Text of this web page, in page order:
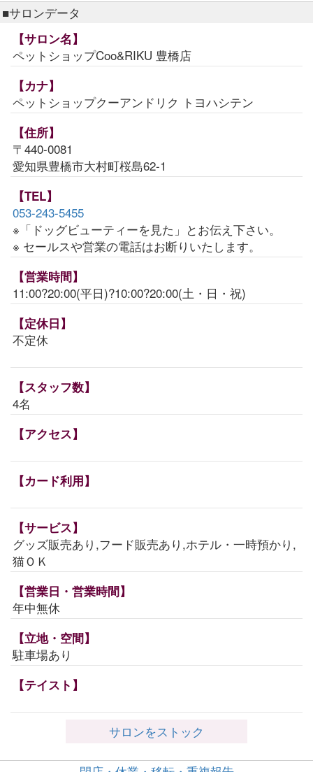
■サロンデータ
【サロン名】
ペットショップCoo&RIKU 豊橋店
【カナ】
ペットショップクーアンドリク トヨハシテン
【住所】
〒440-0081
愛知県豊橋市大村町桜島62-1
【TEL】
053-243-5455
※「ドッグビューティーを見た」とお伝え下さい。
※ セールスや営業の電話はお断りいたします。
【営業時間】
11:00?20:00(平日)?10:00?20:00(土・日・祝)
【定休日】
不定休
【スタッフ数】
4名
【アクセス】
【カード利用】
【サービス】
グッズ販売あり,フード販売あり,ホテル・一時預かり,
猫ＯＫ
【営業日・営業時間】
年中無休
【立地・空間】
駐車場あり
【テイスト】
サロンをストック